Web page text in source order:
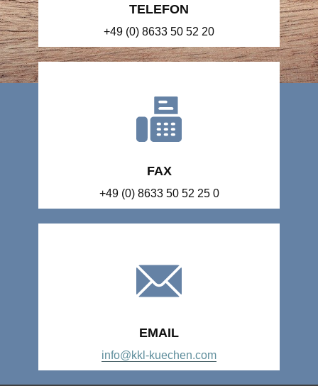
TELEFON
+49 (0) 8633 50 52 20
FAX
+49 (0) 8633 50 52 25 0
EMAIL
info@kkl-kuechen.com